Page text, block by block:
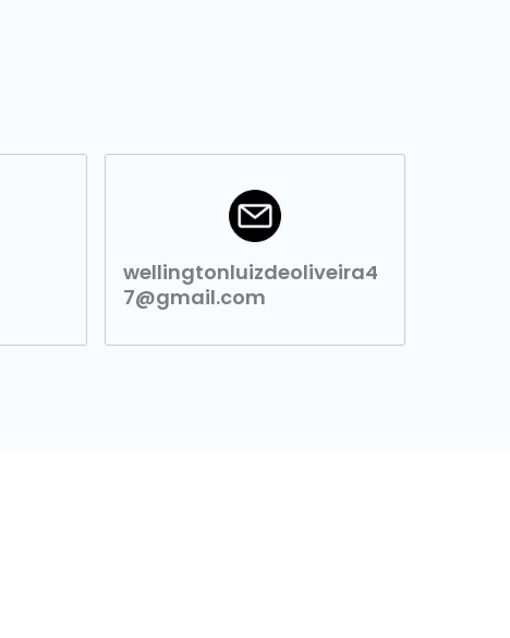
wellingtonluizdeoliveira4
7@gmail.com